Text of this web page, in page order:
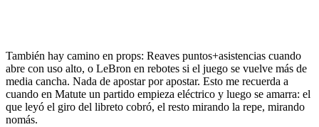
También hay camino en props: Reaves puntos+asistencias cuando
abre con uso alto, o LeBron en rebotes si el juego se vuelve más de
media cancha. Nada de apostar por apostar. Esto me recuerda a
cuando en Matute un partido empieza eléctrico y luego se amarra: el
que leyó el giro del libreto cobró, el resto mirando la repe, mirando
nomás.